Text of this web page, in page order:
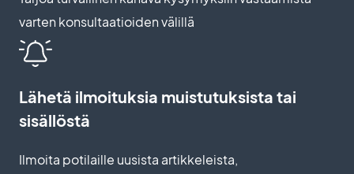
varten konsultaatioiden välillä
Lähetä ilmoituksia muistutuksista tai
sisällöstä
Ilmoita potilaille uusista artikkeleista,